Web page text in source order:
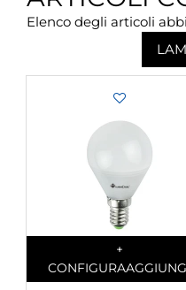
Elenco degli articoli
Quantità
+
CONFIGURA